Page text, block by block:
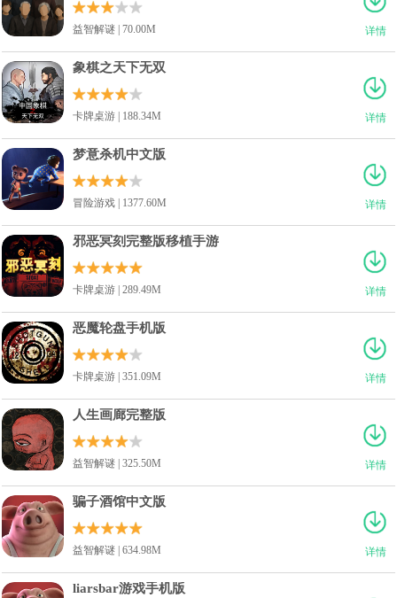
详情
益智解谜 | 70.00M
详情
象棋之天下无双
卡牌桌游 | 188.34M
详情
梦意杀机中文版
冒险游戏 | 1377.60M
详情
邪恶冥刻完整版移植手游
卡牌桌游 | 289.49M
详情
恶魔轮盘手机版
卡牌桌游 | 351.09M
详情
人生画廊完整版
益智解谜 | 325.50M
详情
骗子酒馆中文版
益智解谜 | 634.98M
liarsbar游戏手机版